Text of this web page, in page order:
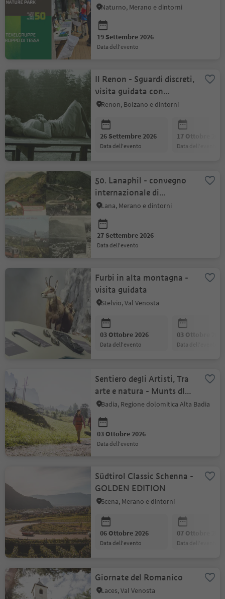
informativo presso il
centro visite
Naturno, Merano e dintorni
19 Settembre 2026
data dell'evento
Il Renon - Sguardi discreti,
visita guidata con
passeggiata
Renon, Bolzano e dintorni
26 Settembre 2026
data dell'evento
17 Ottobre 2026
data dell'evento
50. Lanaphil - convegno
internazionale di
collezionisti
Lana, Merano e dintorni
27 Settembre 2026
data dell'evento
Furbi in alta montagna -
visita guidata
Stelvio, Val Venosta
03 Ottobre 2026
data dell'evento
03 Ottobre 2026
data dell'evento
Sentiero degli Artisti, Tra
arte e natura - Munts dl
Altonn
Badia, Regione dolomitica Alta Badia
03 Ottobre 2026
data dell'evento
Südtirol Classic Schenna -
GOLDEN EDITION
Scena, Merano e dintorni
06 Ottobre 2026
data dell'evento
07 Ottobre 2026
data dell'evento
Giornate del Romanico
Laces, Val Venosta